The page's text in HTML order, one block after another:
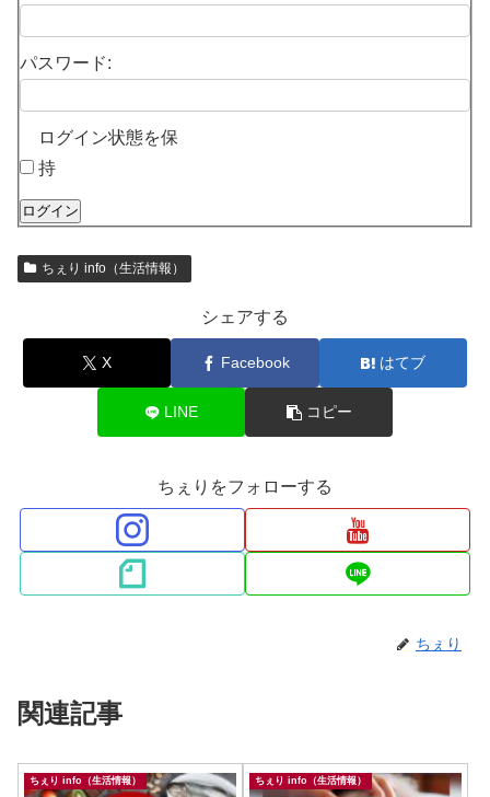
パスワード:
ログイン状態を保
持
ログイン
ちぇり info（生活情報）
シェアする
X Facebook はてブ
LINE コピー
ちぇりをフォローする
ちぇり
関連記事
ちぇり info（生活情報） ちぇり info（生活情報）